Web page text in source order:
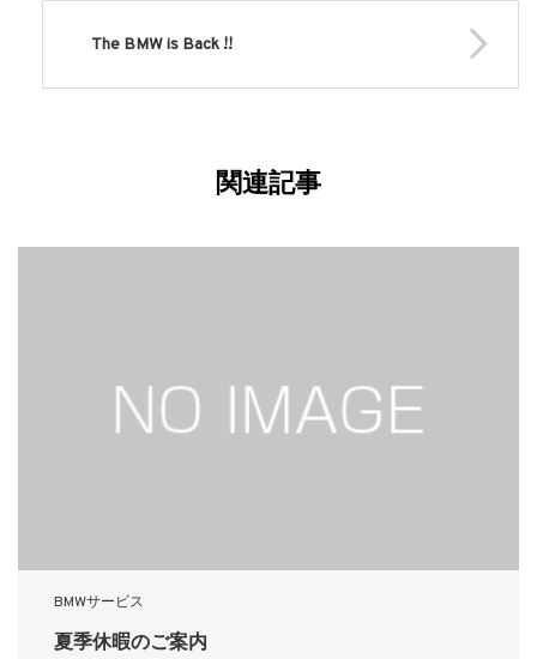
The BMW is Back !!
関連記事
BMWサービス
夏季休暇のご案内